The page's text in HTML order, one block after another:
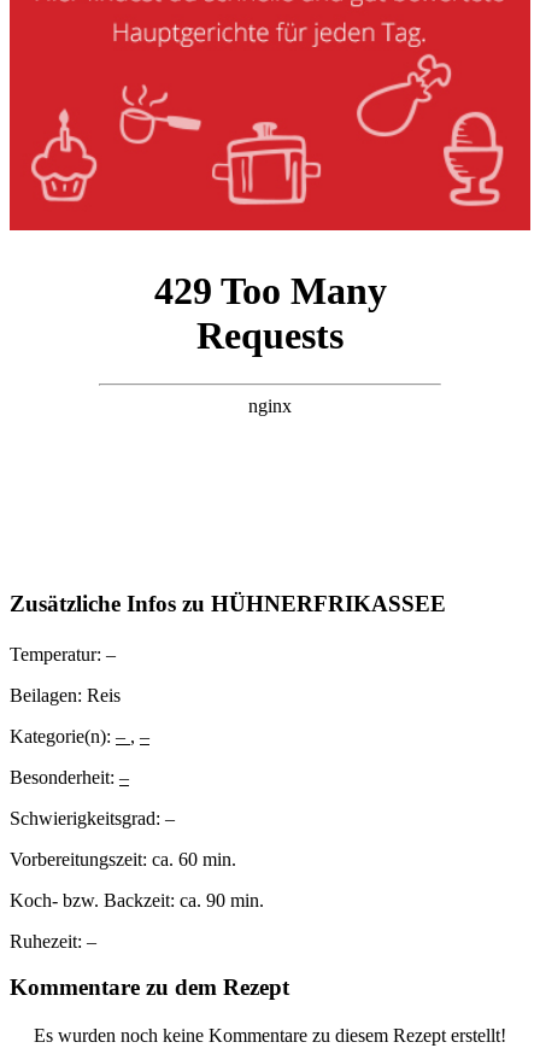
Zusätzliche Infos zu HÜHNERFRIKASSEE
Temperatur: –
Beilagen: Reis
Kategorie(n): – , –
Besonderheit: –
Schwierigkeitsgrad: –
Vorbereitungszeit: ca. 60 min.
Koch- bzw. Backzeit: ca. 90 min.
Ruhezeit: –
Kommentare zu dem Rezept
Es wurden noch keine Kommentare zu diesem Rezept erstellt!